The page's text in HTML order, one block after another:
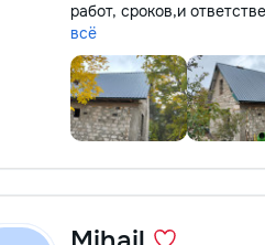
работ, сроков,и
всё